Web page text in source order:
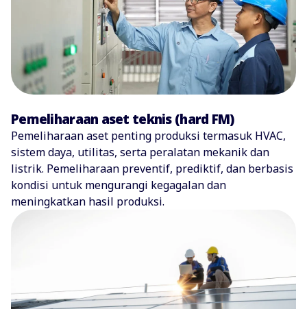
Pemeliharaan aset teknis (hard FM)
Pemeliharaan aset penting produksi termasuk HVAC,
sistem daya, utilitas, serta peralatan mekanik dan
listrik. Pemeliharaan preventif, prediktif, dan berbasis
kondisi untuk mengurangi kegagalan dan
meningkatkan hasil produksi.